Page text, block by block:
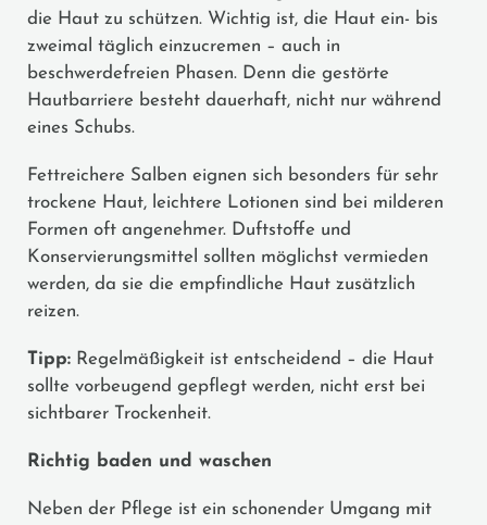
die Haut zu schützen. Wichtig ist, die Haut ein- bis
zweimal täglich einzucremen – auch in
beschwerdefreien Phasen. Denn die gestörte
Hautbarriere besteht dauerhaft, nicht nur während
eines Schubs.
Fettreichere Salben eignen sich besonders für sehr
trockene Haut, leichtere Lotionen sind bei milderen
Formen oft angenehmer. Duftstoffe und
Konservierungsmittel sollten möglichst vermieden
werden, da sie die empfindliche Haut zusätzlich
reizen.
Tipp: Regelmäßigkeit ist entscheidend – die Haut
sollte vorbeugend gepflegt werden, nicht erst bei
sichtbarer Trockenheit.
Richtig baden und waschen
Neben der Pflege ist ein schonender Umgang mit